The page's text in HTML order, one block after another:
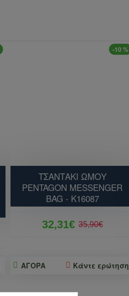
-10 %
ΤΣΑΝΤΑΚΙ ΩΜΟΥ
PENTAGON MESSENGER
BAG - K16087
32,31€ 35,90€
ΑΓΟΡΑ Κάντε ερώτηση